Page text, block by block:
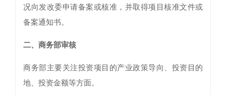
况向发改委申请备案或核准，并取得项目核准文件或
备案通知书。
二、 商务部审核
商务部主要关注投资项目的产业政策导向、投资目的
地、投资金额等方面。